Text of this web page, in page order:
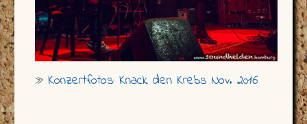
» Konzertfotos: Knack den Krebs Nov. 2016